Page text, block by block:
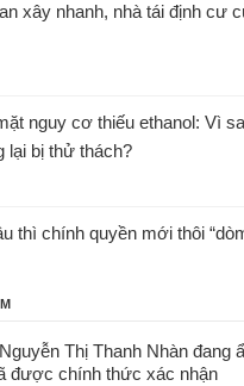
xây nhanh, nhà tái định cư
nguy cơ thiếu ethanol: Vì
lại bị thử thách?
thì chính quyền mới thôi
Thị Thanh Nhàn đang
được chính thức xác nhận